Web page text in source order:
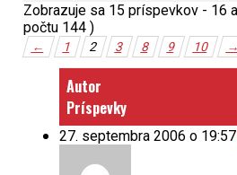
Zobrazuje sa 15 príspevkov - 16
počtu 144 )
← 1 2 3 8 9 10 →
Autor
Príspevky
27. septembra 2006 o 19:57